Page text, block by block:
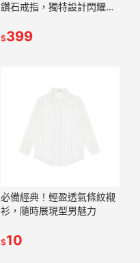
鑽石戒指，獨特設計閃耀時
$399
必備經典！輕盈透氣條紋襯
衫，隨時展現型男魅力
$10